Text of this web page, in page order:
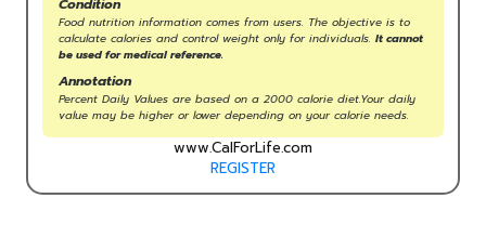
Food nutrition information comes from users. The objective is to
calculate calories and control weight only for individuals. It cannot
be used for medical reference.
Annotation
Percent Daily Values are based on a 2000 calorie diet.Your daily
value may be higher or lower depending on your calorie needs.
www.CalForLife.com
REGISTER